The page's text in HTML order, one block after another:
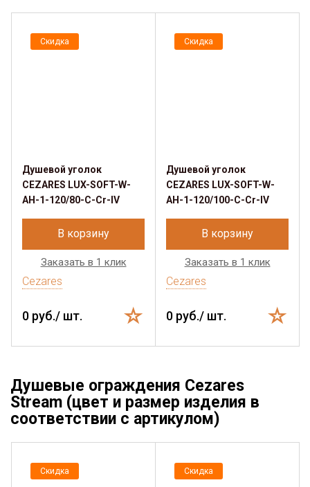
Скидка
Душевой уголок
CEZARES LUX-SOFT-W-
AH-1-120/80-C-Cr-IV
В корзину
Заказать в 1 клик
Cezares
0 руб./ шт.
Скидка
Душевой уголок
CEZARES LUX-SOFT-W-
AH-1-120/100-C-Cr-IV
В корзину
Заказать в 1 клик
Cezares
0 руб./ шт.
Душевые ограждения Cezares
Stream (цвет и размер изделия в
соответствии с артикулом)
Скидка Скидка